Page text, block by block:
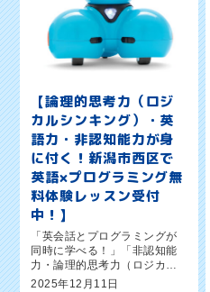
【論理的思考力（ロジ
カルシンキング）・英
語力・非認知能力が身
に付く！新潟市西区で
英語×プログラミング無
料体験レッスン受付
中！】
「英会話とプログラミングが
同時に学べる！」「非認知能
力・論理的思考力（ロジカル
シンキング）が身に付く！」
2025年12月11日